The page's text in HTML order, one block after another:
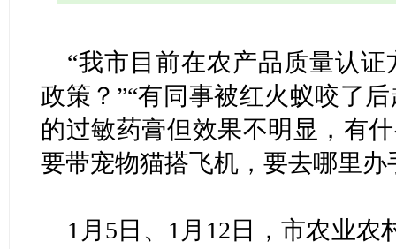
“我市目前在农产品质量认
政策？”“有同事被红火蚁咬了
的过敏药膏但效果不明显，有
要带宠物猫搭飞机，要去哪里
1月5日、1月12日，市农业农